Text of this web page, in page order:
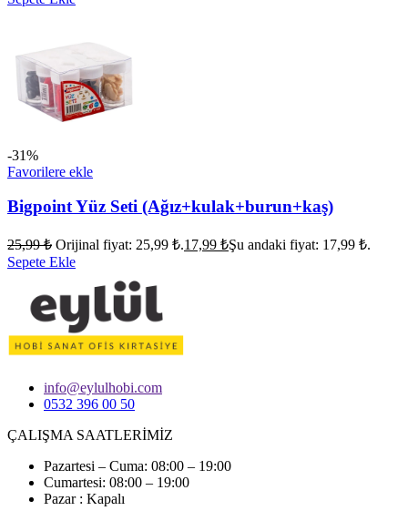
-31%
Favorilere ekle
Bigpoint Yüz Seti (Ağız+kulak+burun+kaş)
25,99₺ Orijinal fiyat: 25,99 ₺.17,99 ₺Şu andaki fiyat: 17,99 ₺.
Sepete Ekle
info@eylulhobi.com
0532 396 00 50
ÇALIŞMA SAATLERİMİZ
Pazartesi – Cuma: 08:00 – 19:00
Cumartesi: 08:00 – 19:00
Pazar : Kapalı